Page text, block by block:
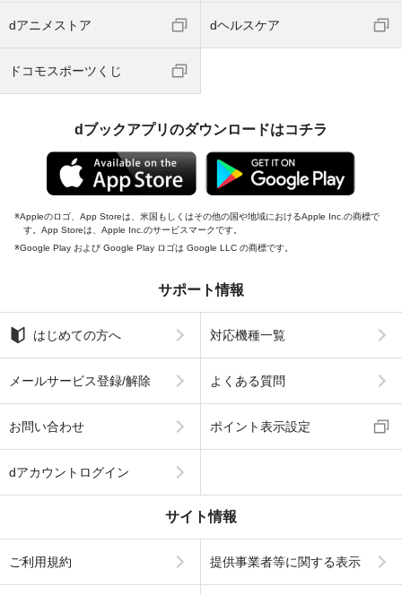
dアニメストア dヘルスケア
ドコモスポーツくじ
dブックアプリのダウンロードはコチラ
Appleのロゴ、App Storeは、米国もしくはその他の国や地域におけるApple Inc.の商標で
す。App Storeは、Apple Inc.のサービスマークです。
Google Play および Google Play ロゴは Google LLC の商標です。
サポート情報
はじめての方へ 対応機種一覧
メールサービス登録/解除 よくある質問
お問い合わせ ポイント表示設定
dアカウントログイン
サイト情報
ご利用規約 提供事業者等に関する表示